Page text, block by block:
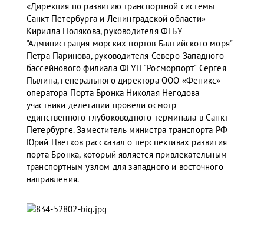
«Дирекция по развитию транспортной системы
Санкт-Петербурга и Ленинградской области»
Кирилла Полякова, руководителя ФГБУ
"Администрация морских портов Балтийского моря"
Петра Паринова, руководителя Северо-Западного
бассейнового филиала ФГУП "Росморпорт" Сергея
Пылина, генерального директора ООО «Феникс» -
оператора Порта Бронка Николая Негодова
участники делегации провели осмотр
единственного глубоководного терминала в Санкт-
Петербурге. Заместитель министра транспорта РФ
Юрий Цветков рассказал о перспективах развития
порта Бронка, который является привлекательным
транспортным узлом для западного и восточного
направления.